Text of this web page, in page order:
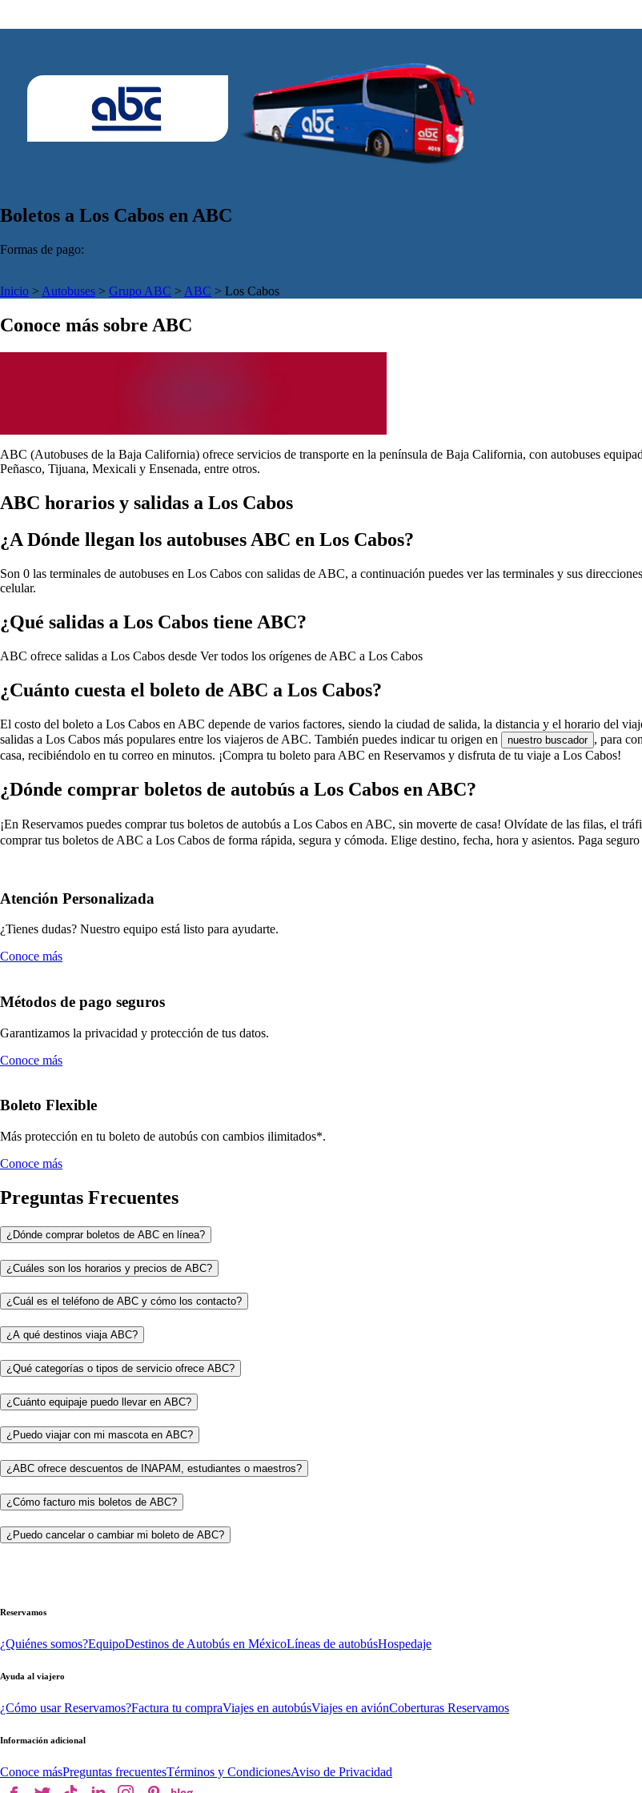
Boletos a Los Cabos en ABC
Formas de pago:
Inicio > Autobuses > Grupo ABC > ABC > Los Cabos
Conoce más sobre ABC
ABC (Autobuses de la Baja California) ofrece servicios de transporte en la península de Baja California, con autobuses
Peñasco, Tijuana, Mexicali y Ensenada, entre otros.
ABC horarios y salidas a Los Cabos
¿A Dónde llegan los autobuses ABC en Los Cabos?
Son 0 las terminales de autobuses en Los Cabos con salidas de ABC, a continuación puedes ver las terminales y sus
celular.
¿Qué salidas a Los Cabos tiene ABC?
ABC ofrece salidas a Los Cabos desde Ver todos los orígenes de ABC a Los Cabos
¿Cuánto cuesta el boleto de ABC a Los Cabos?
El costo del boleto a Los Cabos en ABC depende de varios factores, siendo la ciudad de salida, la distancia y el horario del
salidas a Los Cabos más populares entre los viajeros de ABC. También puedes indicar tu origen en
nuestro buscador , para
casa, recibiéndolo en tu correo en minutos. ¡Compra tu boleto para ABC en Reservamos y disfruta de tu viaje a Los Cabos!
¿Dónde comprar boletos de autobús a Los Cabos en ABC?
¡En Reservamos puedes comprar tus boletos de autobús a Los Cabos en ABC, sin moverte de casa! Olvídate de las filas, el
comprar tus boletos de ABC a Los Cabos de forma rápida, segura y cómoda. Elige destino, fecha, hora y asientos. Paga
Atención Personalizada
¿Tienes dudas? Nuestro equipo está listo para ayudarte.
Conoce más
Métodos de pago seguros
Garantizamos la privacidad y protección de tus datos.
Conoce más
Boleto Flexible
Más protección en tu boleto de autobús con cambios ilimitados*.
Conoce más
Preguntas Frecuentes
¿Dónde comprar boletos de ABC en línea?
¿Cuáles son los horarios y precios de ABC?
¿Cuál es el teléfono de ABC y cómo los contacto?
¿A qué destinos viaja ABC?
¿Qué categorías o tipos de servicio ofrece ABC?
¿Cuánto equipaje puedo llevar en ABC?
¿Puedo viajar con mi mascota en ABC?
¿ABC ofrece descuentos de INAPAM, estudiantes o maestros?
¿Cómo facturo mis boletos de ABC?
¿Puedo cancelar o cambiar mi boleto de ABC?
Reservamos
¿Quiénes somos?EquipoDestinos de Autobús en MéxicoLíneas de autobúsHospedaje
Ayuda al viajero
¿Cómo usar Reservamos?Factura tu compraViajes en autobúsViajes en aviónCoberturas Reservamos
Información adicional
Conoce másPreguntas frecuentesTérminos y CondicionesAviso de Privacidad